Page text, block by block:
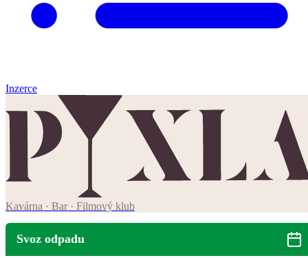
Inzerce
Kavárna · Bar · Filmový klub
Svoz odpadu